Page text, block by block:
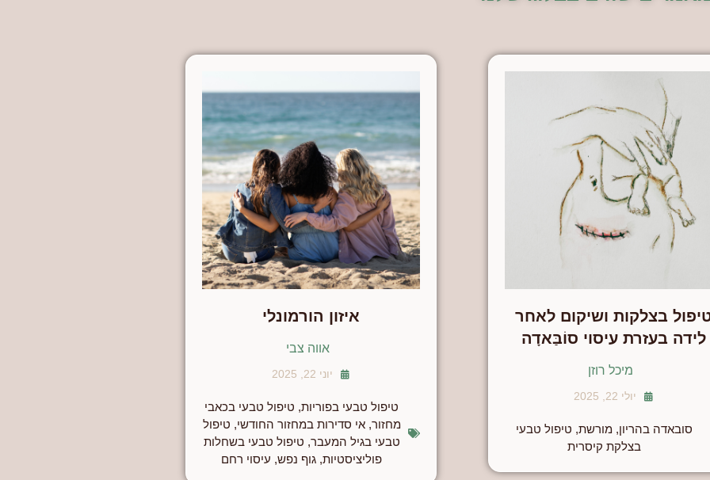
בצלקות ושיקום לאחר
לידה בעזרת עיסוי סוֹבַּאדָה
מיכל רוזן
יולי 22, 2025
סובאדה בהריון, מורשת, טיפול טבעי
בצלקת קיסרית
איזון הורמונלי
אווה צבי
יוני 22, 2025
טיפול טבעי בפוריות, טיפול טבעי בכאבי
מחזור,אי סדירות במחזור החודשי, טיפול
טבעי בגיל המעבר, טיפול טבעי בשחלות
פוליציסטיות, גוף נפש, עיסוי רחם